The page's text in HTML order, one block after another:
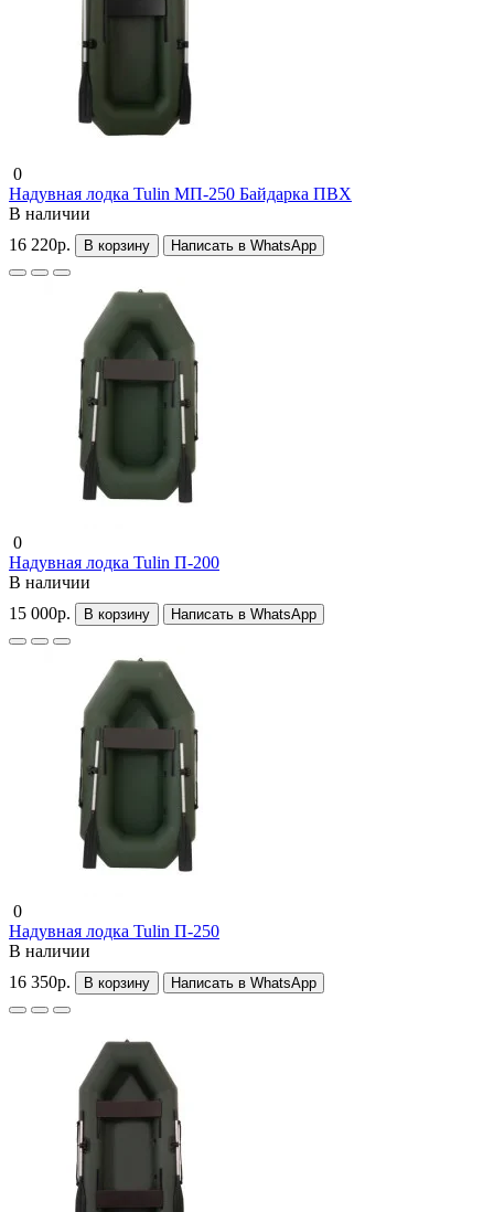
0
Надувная лодка Tulin МП-250 Байдарка ПВХ
В наличии
16 220р.
В корзину Написать в WhatsApp
0
Надувная лодка Tulin П-200
В наличии
15 000р.
В корзину Написать в WhatsApp
0
Надувная лодка Tulin П-250
В наличии
16 350р.
В корзину Написать в WhatsApp